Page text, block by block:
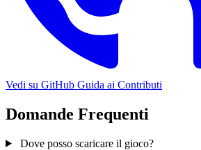
Vedi su GitHub Guida ai Contributi
Domande Frequenti
Dove posso scaricare il gioco?